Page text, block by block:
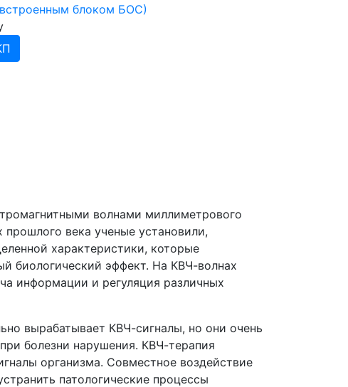
блоком БОС)
волнами миллиметрового
века ученые установили,
характеристики, которые
биологический эффект. На КВЧ-волнах
информации и регуляция различных
вырабатывает КВЧ-сигналы, но они очень
болезни нарушения. КВЧ-терапия
организма. Совместное воздействие
патологические процессы